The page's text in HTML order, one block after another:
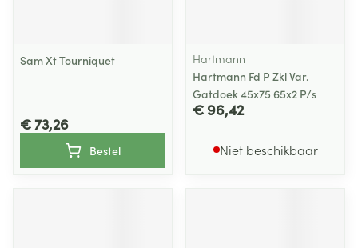
Sam Xt Tourniquet
€ 73,26
Bestel
Hartmann
Hartmann Fd P Zkl Var.
Gatdoek 45x75 65x2 P/s
€ 96,42
Niet beschikbaar